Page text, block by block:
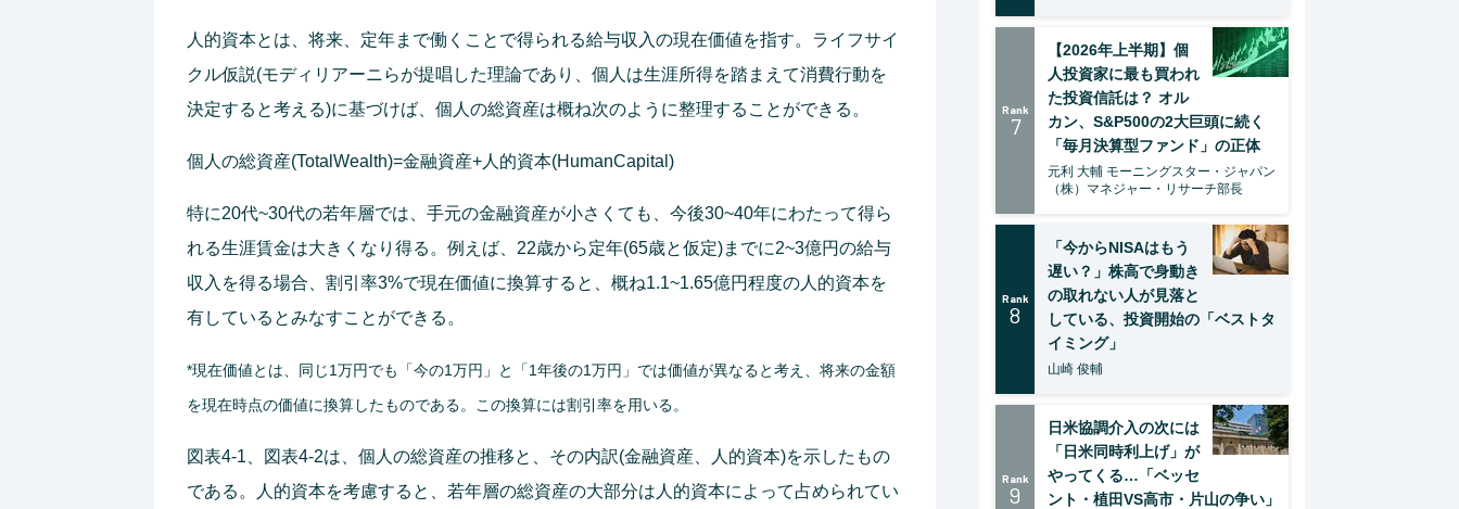
人的資本とは、将来、定年まで働くことで得られる給与収入の現在価値を指す。ライフサイ
クル仮説(モディリアーニらが提唱した理論であり、個人は生涯所得を踏まえて消費行動を
決定すると考える)に基づけば、個人の総資産は概ね次のように整理することができる。
個人の総資産(TotalWealth)=金融資産+人的資本(HumanCapital)
特に20代~30代の若年層では、手元の金融資産が小さくても、今後30~40年にわたって得ら
れる生涯賃金は大きくなり得る。例えば、22歳から定年(65歳と仮定)までに2~3億円の給与
収入を得る場合、割引率3%で現在価値に換算すると、概ね1.1~1.65億円程度の人的資本を
有しているとみなすことができる。
*現在価値とは、同じ1万円でも「今の1万円」と「1年後の1万円」では価値が異なると考え、将来の金額
を現在時点の価値に換算したものである。この換算には割引率を用いる。
図表4-1、図表4-2は、個人の総資産の推移と、その内訳(金融資産、人的資本)を示したもの
である。人的資本を考慮すると、若年層の総資産の大部分は人的資本によって占められてい
Rank
7
【2026年上半期】個
人投資家に最も買われ
た投資信託は？ オル
カン、S&P500の2大巨頭に続く
「毎月決算型ファンド」の正体
元利 大輔 モーニングスター・ジャパン
（株）マネジャー・リサーチ部長
Rank
8
「今からNISAはもう
遅い？」株高で身動き
の取れない人が見落と
している、投資開始の「ベストタ
イミング」
山崎 俊輔
Rank
9
日米協調介入の次には
「日米同時利上げ」が
やってくる…「ベッセ
ント・植田VS高市・片山の争い」